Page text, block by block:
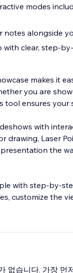
modes
notes alongside
with clear, step-
makes it
you are
tool ensures your
with
drawing, Laser
the
with step-by-
customize the
없습니다. 가장 먼